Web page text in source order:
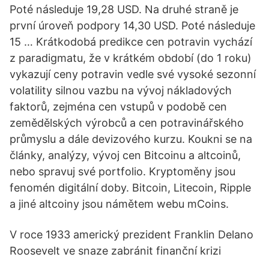
Poté následuje 19,28 USD. Na druhé straně je
první úroveň podpory 14,30 USD. Poté následuje
15 … Krátkodobá predikce cen potravin vychází
z paradigmatu, že v krátkém období (do 1 roku)
vykazují ceny potravin vedle své vysoké sezonní
volatility silnou vazbu na vývoj nákladových
faktorů, zejména cen vstupů v podobě cen
zemědělských výrobců a cen potravinářského
průmyslu a dále devizového kurzu. Koukni se na
články, analýzy, vývoj cen Bitcoinu a altcoinů,
nebo spravuj své portfolio. Kryptoměny jsou
fenomén digitální doby. Bitcoin, Litecoin, Ripple
a jiné altcoiny jsou námětem webu mCoins.
V roce 1933 americký prezident Franklin Delano
Roosevelt ve snaze zabránit finanční krizi